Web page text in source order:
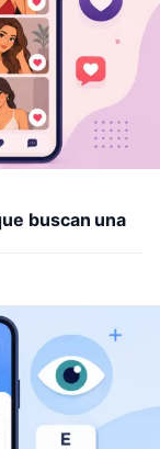
buscan una